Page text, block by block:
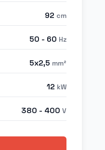
92 cm
50 - 60 Hz
5x2,5 mm²
12 kW
380 - 400 V